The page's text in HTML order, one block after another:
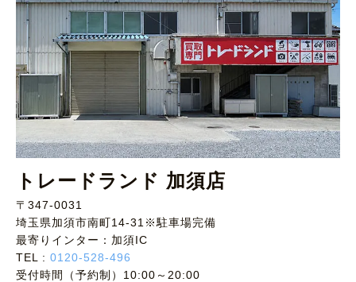
トレードランド 加須店
〒347-0031
埼玉県加須市南町14-31※駐車場完備
最寄りインター：加須IC
TEL : 0120-528-496
受付時間（予約制）10:00～20:00